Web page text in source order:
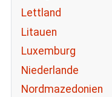
Lettland
Litauen
Luxemburg
Niederlande
Nordmazedonien